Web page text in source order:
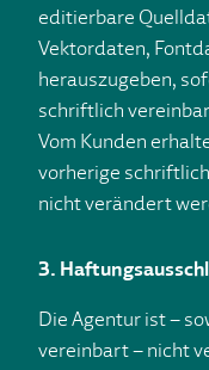
editierbare
Vektordaten,
herauszugeben,
schriftlich
Vom Kunden
vorherige
nicht verändert
3.
Die Agentur ist –
vereinbart – nicht